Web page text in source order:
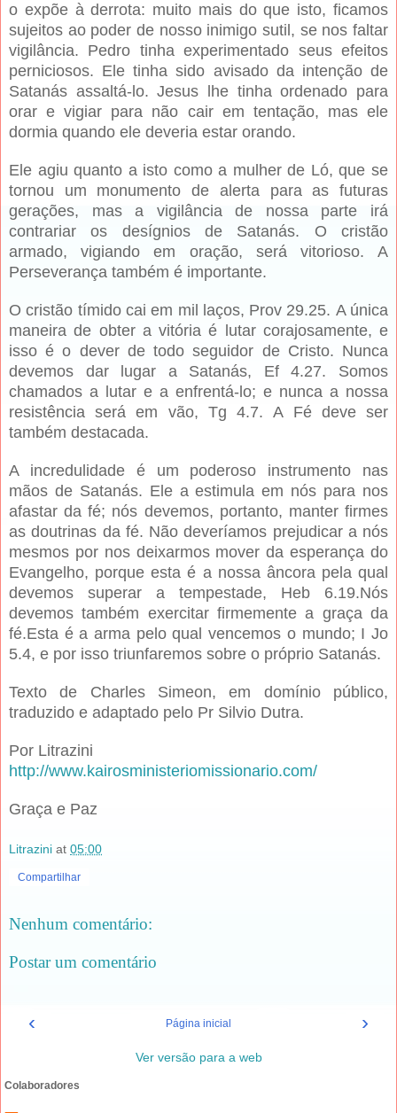
o expõe à derrota: muito mais do que isto, ficamos
sujeitos ao poder de nosso inimigo sutil, se nos faltar
vigilância. Pedro tinha experimentado seus efeitos
perniciosos. Ele tinha sido avisado da intenção de
Satanás assaltá-lo. Jesus lhe tinha ordenado para
orar e vigiar para não cair em tentação, mas ele
dormia quando ele deveria estar orando.
Ele agiu quanto a isto como a mulher de Ló, que se
tornou um monumento de alerta para as futuras
gerações, mas a vigilância de nossa parte irá
contrariar os desígnios de Satanás. O cristão
armado, vigiando em oração, será vitorioso. A
Perseverança também é importante.
O cristão tímido cai em mil laços, Prov 29.25. A única
maneira de obter a vitória é lutar corajosamente, e
isso é o dever de todo seguidor de Cristo. Nunca
devemos dar lugar a Satanás, Ef 4.27. Somos
chamados a lutar e a enfrentá-lo; e nunca a nossa
resistência será em vão, Tg 4.7. A Fé deve ser
também destacada.
A incredulidade é um poderoso instrumento nas
mãos de Satanás. Ele a estimula em nós para nos
afastar da fé; nós devemos, portanto, manter firmes
as doutrinas da fé. Não deveríamos prejudicar a nós
mesmos por nos deixarmos mover da esperança do
Evangelho, porque esta é a nossa âncora pela qual
devemos superar a tempestade, Heb 6.19.Nós
devemos também exercitar firmemente a graça da
fé.Esta é a arma pelo qual vencemos o mundo; I Jo
5.4, e por isso triunfaremos sobre o próprio Satanás.
Texto de Charles Simeon, em domínio público,
traduzido e adaptado pelo Pr Silvio Dutra.
Por Litrazini
http://www.kairosministeriomissionario.com/
Graça e Paz
Litrazini at 05:00
Compartilhar
Nenhum comentário:
Postar um comentário
‹ ›
Página inicial
Ver versão para a web
Colaboradores